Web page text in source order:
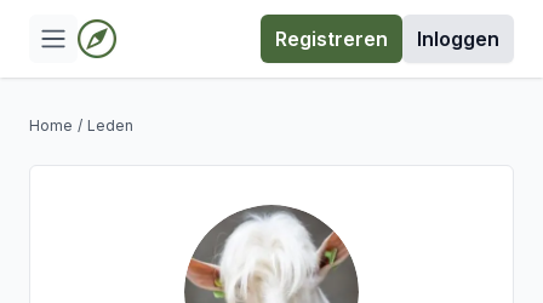
Registreren Inloggen
Home / Leden